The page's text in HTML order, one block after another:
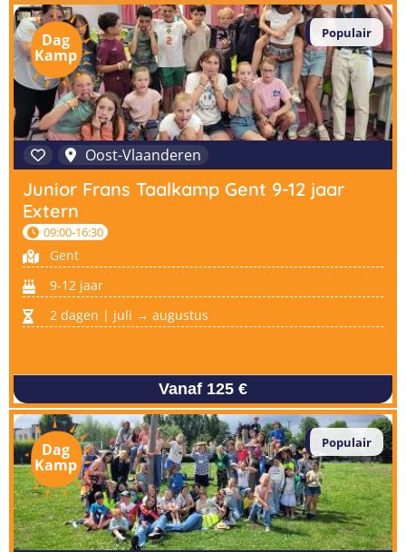
Dag
Kamp
Populair
Oost-Vlaanderen
Junior Frans Taalkamp Gent 9-12 jaar
Extern
09:00-16:30
Gent
9-12 jaar
2 dagen | juli → augustus
Vanaf 125 €
Dag
Kamp
Populair